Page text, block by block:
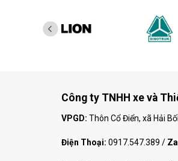
Công ty TNHH xe và
VPGD: Thôn Cổ Điển, xã Hải
Điện Thoại: 0917.547.389 /